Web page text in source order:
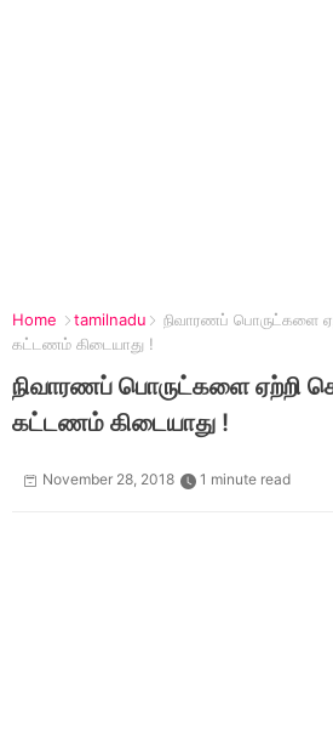
Home tamilnadu
நிவாரணப் பொருட்களை
கட்டண‌ம் கிடையாது !
நிவாரணப் பொருட்களை ஏற்றி
கட்டண‌ம் கிடையாது !
November 28, 2018 1 minute read